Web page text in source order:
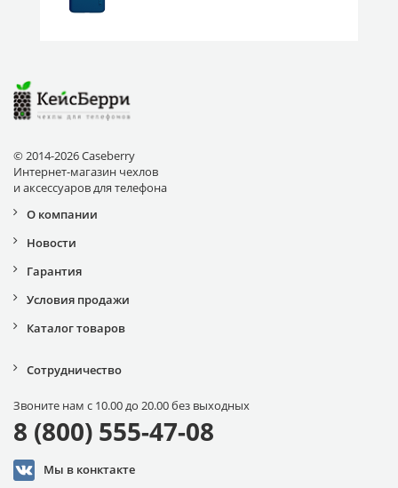
© 2014-2026 Caseberry
Интернет-магазин чехлов
и аксессуаров для телефона
О компании
Новости
Гарантия
Условия продажи
Каталог товаров
Сотрудничество
Звоните нам с 10.00 до 20.00 без выходных
8 (800) 555-47-08
Мы в конктакте